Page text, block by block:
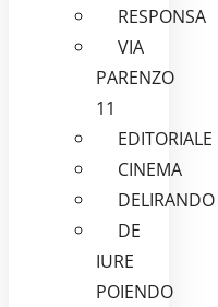
RESPONSA
VIA
PARENZO
11
EDITORIALE
CINEMA
DELIRANDO
DE
IURE
POIENDO